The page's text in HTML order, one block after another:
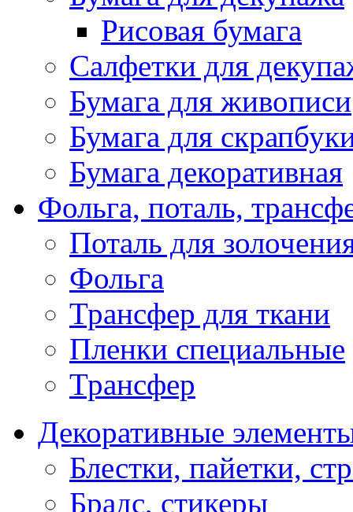
Рисовая бумага
Салфетки для
Бумага для живописи
Бумага для
Бумага декоративная
Фольга, поталь,
Поталь для
Фольга
Трансфер для ткани
Пленки специальные
Трансфер
Декоративные
Блестки, пайетки,
Брадс, стикеры